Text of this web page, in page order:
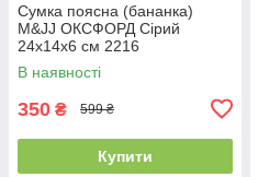
Сумка поясна (бананка)
M&JJ ОКСФОРД Сірий
24х14х6 см 2216
В наявності
350 ₴ 599 ₴
Купити